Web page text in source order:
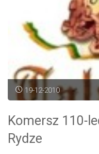
19-12-2010
Komersz 110-
Rydze